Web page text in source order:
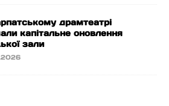
драмтеатрі
капітальне оновлення
зали